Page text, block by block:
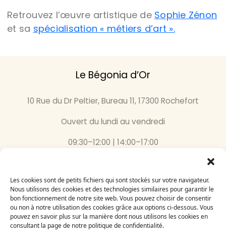
Les cookies sont de petits fichiers qui sont stockés sur votre navigateur.
Nous utilisons des cookies et des technologies similaires pour garantir le
bon fonctionnement de notre site web. Vous pouvez choisir de consentir
ou non à notre utilisation des cookies grâce aux options ci-dessous. Vous
pouvez en savoir plus sur la manière dont nous utilisons les cookies en
consultant la page de notre politique de confidentialité.
Retrouvez l’œuvre artistique de Sophie Zénon
et sa spécialisation « métiers d’art ».
Le Bégonia d’Or
10 Rue du Dr Peltier, Bureau 11, 17300 Rochefort
Ouvert du lundi au vendredi
09:30–12:00 | 14:00–17:00
Inscrivez-vous
à notre newsletter